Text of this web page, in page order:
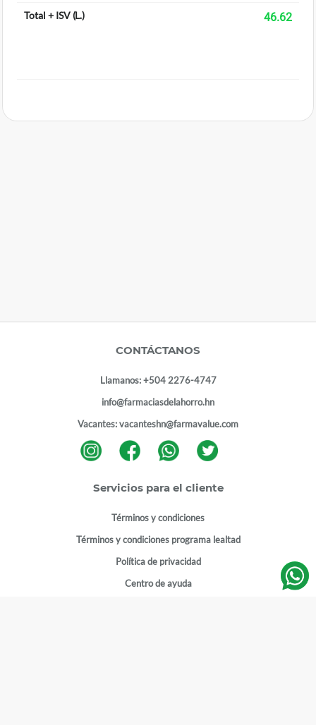
Total + ISV(L.) 46.62
CONTÁCTANOS
Llamanos:+504 2276-4747
info@farmaciasdelahorro.hn
Vacantes:vacanteshn@farmavalue.com
Servicios para el cliente
Términos y condiciones
Términos y condiciones programa lealtad
Política de privacidad
Centro de ayuda